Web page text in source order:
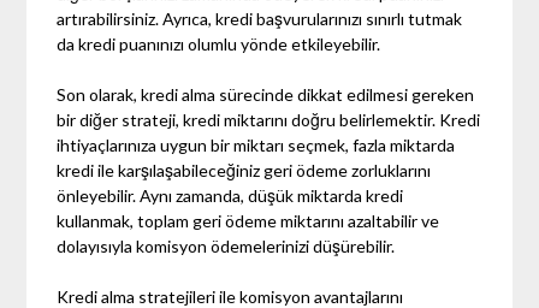
artırabilirsiniz. Ayrıca, kredi başvurularınızı sınırlı tutmak
da kredi puanınızı olumlu yönde etkileyebilir.
Son olarak, kredi alma sürecinde dikkat edilmesi gereken
bir diğer strateji, kredi miktarını doğru belirlemektir. Kredi
ihtiyaçlarınıza uygun bir miktarı seçmek, fazla miktarda
kredi ile karşılaşabileceğiniz geri ödeme zorluklarını
önleyebilir. Aynı zamanda, düşük miktarda kredi
kullanmak, toplam geri ödeme miktarını azaltabilir ve
dolayısıyla komisyon ödemelerinizi düşürebilir.
Kredi alma stratejileri ile komisyon avantajlarını